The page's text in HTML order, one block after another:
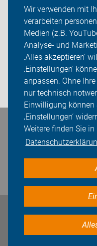
Wir verwenden mit
verarbeiten
Medien (z.B.
Analyse- und
‚Alles akzeptieren‘
‚Einstellungen‘
anpassen. Ohne
nur technisch
Einwilligung können
‚Einstellungen‘
Weitere finden Sie in
Über uns
Mitgliedschaft
Fachwissen
Presse
Login
Bleiben Sie in Kontakt